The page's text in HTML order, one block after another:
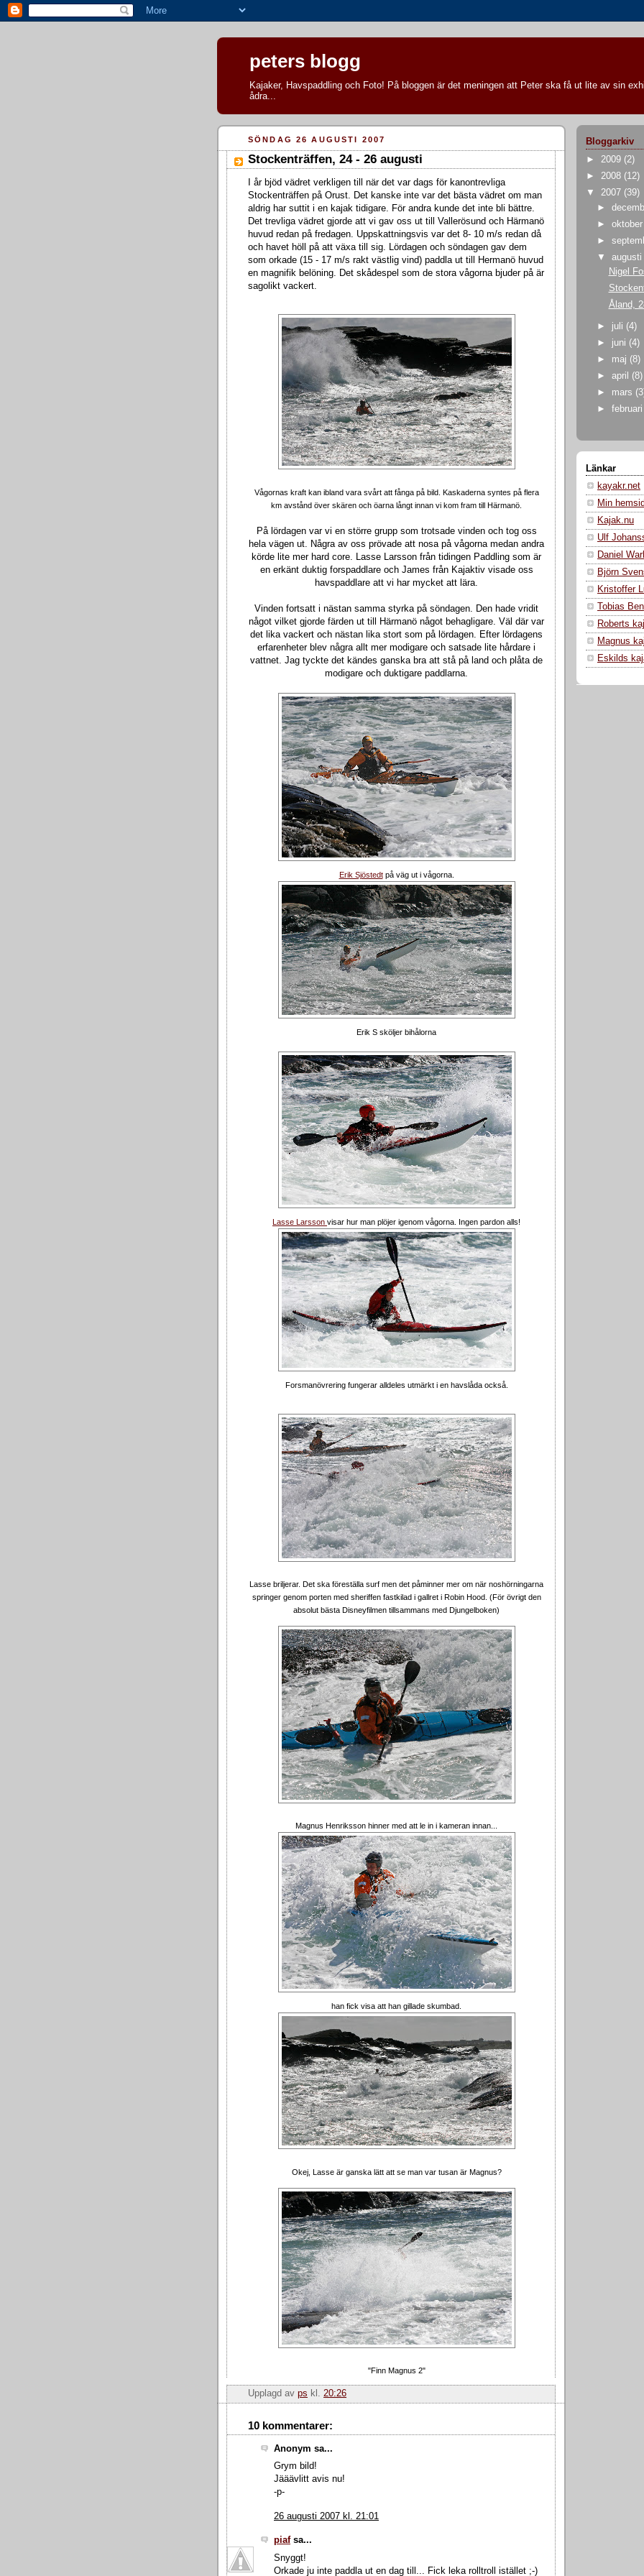
peters blogg
Kajaker, Havspaddling och Foto! På bloggen är det meningen att Peter ska få ut lite av sin
ådra...
SÖNDAG 26 AUGUSTI 2007
Stockenträffen, 24 - 26 augusti
I år bjöd vädret verkligen till när det var dags för kanontrevliga
Stockenträffen på Orust. Det kanske inte var det bästa vädret om man
aldrig har suttit i en kajak tidigare. För andra kunde det inte bli bättre.
Det trevliga vädret gjorde att vi gav oss ut till Vallerösund och Härmanö
huvud redan på fredagen. Uppskattningsvis var det 8- 10 m/s redan då
och havet höll på att växa till sig. Lördagen och söndagen gav dem
som orkade (15 - 17 m/s rakt västlig vind) paddla ut till Hermanö huvud
en magnifik belöning. Det skådespel som de stora vågorna bjuder på är
sagolikt vackert.
Vågornas kraft kan ibland vara svårt att fånga på bild. Kaskaderna syntes på flera
km avstånd över skären och öarna långt innan vi kom fram till Härmanö.
På lördagen var vi en större grupp som trotsade vinden och tog oss
hela vägen ut. Några av oss prövade att nosa på vågorna medan andra
körde lite mer hard core. Lasse Larsson från tidingen Paddling som är
en erkänt duktig forspaddlare och James från Kajaktiv visade oss
havspaddlare att vi har mycket att lära.
Vinden fortsatt i nästan samma styrka på söndagen. Den hade vridit
något vilket gjorde färden ut till Härmanö något behagligare. Väl där var
det lika vackert och nästan lika stort som på lördagen. Efter lördagens
erfarenheter blev några allt mer modigare och satsade lite hårdare i
vattnet. Jag tyckte det kändes ganska bra att stå på land och plåta de
modigare och duktigare paddlarna.
Erik Sjöstedtpå väg ut i vågorna.
Erik S sköljer bihålorna
Lasse Larsson visar hur man plöjer igenom vågorna. Ingen pardon alls!
Forsmanövrering fungerar alldeles utmärkt i en havslåda också.
Lasse briljerar. Det ska föreställa surf men det påminner mer om när noshörningarna
springer genom porten med sheriffen fastkilad i gallret i Robin Hood. (För övrigt den
absolut bästa Disneyfilmen tillsammans med Djungelboken)
Magnus Henriksson hinner med att le in i kameran innan...
han fick visa att han gillade skumbad.
Okej, Lasse är ganska lätt att se man var tusan är Magnus?
"Finn Magnus 2"
Upplagd av ps kl. 20:26
10 kommentarer:
Anonym sa...
Grym bild!
Jääävlitt avis nu!
-p-
26 augusti 2007 kl. 21:01
piafsa...
Snyggt!
Orkade ju inte paddla ut en dag till... Fick leka rolltroll istället ;-)
Bloggarkiv
► 2009 (2)
► 2008 (12)
▼ 2007 (39)
►
►oktober
►
▼augusti
Nigel
Åland,
► juli (4)
► juni (4)
► maj (8)
►april (8)
► mars
►februari
Länkar
kayakr.net
Min
Kajak.nu
Ulf
Daniel
Björn
Kristoffer
Tobias
Roberts
Magnus
Eskilds